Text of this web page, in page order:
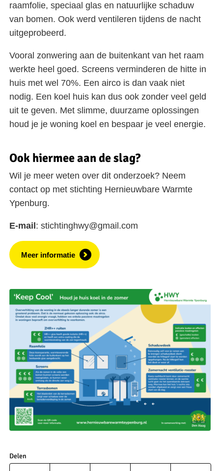
raamfolie, speciaal glas en natuurlijke schaduw
van bomen. Ook werd ventileren tijdens de nacht
uitgeprobeerd.
Vooral zonwering aan de buitenkant van het raam
werkte heel goed. Screens verminderen de hitte in
huis met wel 70%. Een airco is dan vaak niet
nodig. Een koel huis kan dus ook zonder veel geld
uit te geven. Met slimme, duurzame oplossingen
houd je je woning koel en bespaar je veel energie.
Ook hiermee aan de slag?
Wil je meer weten over dit onderzoek? Neem
contact op met stichting Hernieuwbare Warmte
Ypenburg.
E-mail : stichtinghwy@gmail.com
Meer informatie
Delen